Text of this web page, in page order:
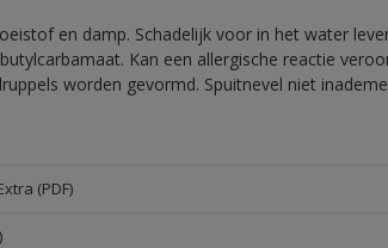
en damp. Schadelijk voor in het water
Kan een allergische reactie
worden gevormd. Spuitnevel niet
(PDF)